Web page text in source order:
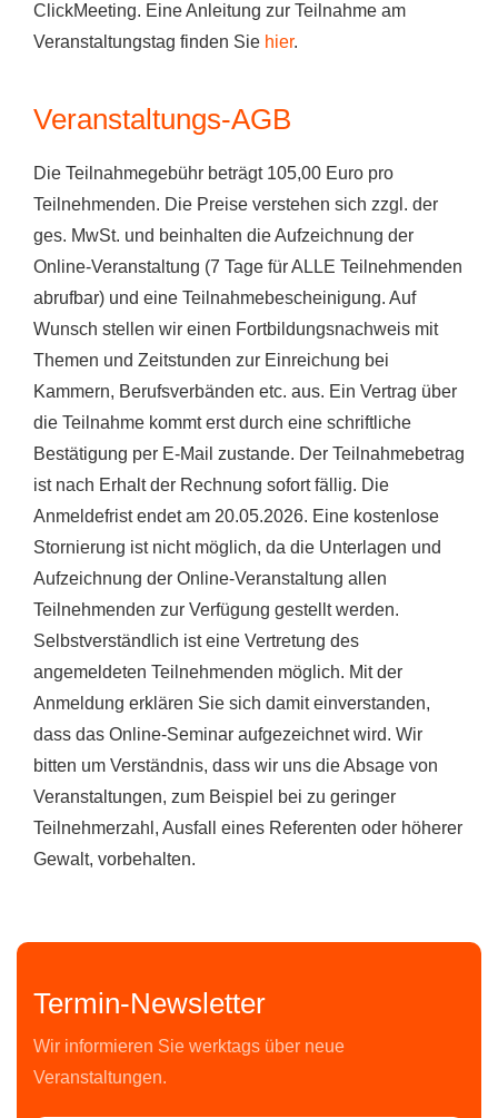
ClickMeeting. Eine Anleitung zur Teilnahme am
Veranstaltungstag finden Sie hier.
Veranstaltungs-AGB
Die Teilnahmegebühr beträgt 105,00 Euro pro
Teilnehmenden. Die Preise verstehen sich zzgl. der
ges. MwSt. und beinhalten die Aufzeichnung der
Online-Veranstaltung (7 Tage für ALLE Teilnehmenden
abrufbar) und eine Teilnahmebescheinigung. Auf
Wunsch stellen wir einen Fortbildungsnachweis mit
Themen und Zeitstunden zur Einreichung bei
Kammern, Berufsverbänden etc. aus. Ein Vertrag über
die Teilnahme kommt erst durch eine schriftliche
Bestätigung per E-Mail zustande. Der Teilnahmebetrag
ist nach Erhalt der Rechnung sofort fällig. Die
Anmeldefrist endet am 20.05.2026. Eine kostenlose
Stornierung ist nicht möglich, da die Unterlagen und
Aufzeichnung der Online-Veranstaltung allen
Teilnehmenden zur Verfügung gestellt werden.
Selbstverständlich ist eine Vertretung des
angemeldeten Teilnehmenden möglich. Mit der
Anmeldung erklären Sie sich damit einverstanden,
dass das Online-Seminar aufgezeichnet wird. Wir
bitten um Verständnis, dass wir uns die Absage von
Veranstaltungen, zum Beispiel bei zu geringer
Teilnehmerzahl, Ausfall eines Referenten oder höherer
Gewalt, vorbehalten.
Termin-Newsletter
Wir informieren Sie werktags über neue
Veranstaltungen.